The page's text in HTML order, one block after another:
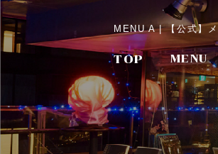
MENU A | 【公式】
TOP MENU